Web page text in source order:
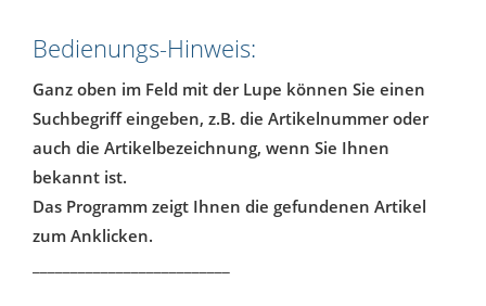
Bedienungs-Hinweis:
Ganz oben im Feld mit der Lupe können Sie einen
Suchbegriff eingeben, z.B. die Artikelnummer oder
auch die Artikelbezeichnung, wenn Sie Ihnen
bekannt ist.
Das Programm zeigt Ihnen die gefundenen Artikel
zum Anklicken.